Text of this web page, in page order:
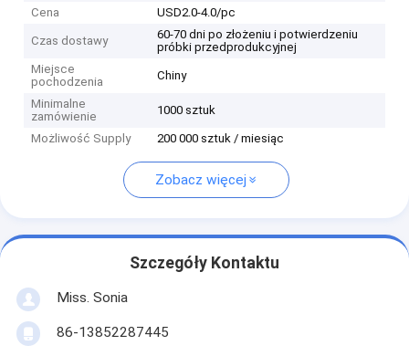
Cena
USD2.0-4.0/pc
Czas dostawy
60-70 dni po złożeniu i potwierdzeniu
próbki przedprodukcyjnej
Miejsce
pochodzenia
Chiny
Minimalne
zamówienie
1000 sztuk
Możliwość Supply 200 000 sztuk / miesiąc
Zobacz więcej
Szczegóły Kontaktu
Miss. Sonia
86-13852287445